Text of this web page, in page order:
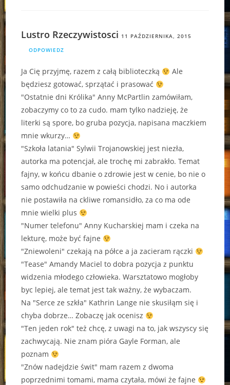
Lustro Rzeczywistosci 11 PAŹDZIERNIKA, 2015
ODPOWIEDZ
Ja Cię przyjmę, razem z całą biblioteczką
Ale
będziesz gotować, sprzątać i prasować
"Ostatnie dni Królika" Anny McPartlin zamówiłam,
zobaczymy co to za cudo. mam tylko nadzieję, że
literki są spore, bo gruba pozycja, napisana maczkiem
mnie wkurzy…
"Szkoła latania" Sylwii Trojanowskiej jest niezła,
autorka ma potencjał, ale trochę mi zabrakło. Temat
fajny, w końcu dbanie o zdrowie jest w cenie, bo nie o
samo odchudzanie w powieści chodzi. No i autorka
nie postawiła na ckliwe romansidło, za co ma ode
mnie wielki plus
"Numer telefonu" Anny Kucharskiej mam i czeka na
lekturę, może być fajne
"Zniewoleni" czekają na półce a ja zacieram rączki
"Tease" Amandy Maciel to dobra pozycja z punktu
widzenia młodego człowieka. Warsztatowo mogłoby
byc lepiej, ale temat jest tak ważny, że wybaczam.
Na "Serce ze szkła" Kathrin Lange nie skusiłąm się i
chyba dobrze… Zobaczę jak ocenisz
"Ten jeden rok" też chcę, z uwagi na to, jak wszyscy się
zachwycają. Nie znam pióra Gayle Forman, ale
poznam
"Znów nadejdzie świt" mam razem z dwoma
poprzednimi tomami, mama czytała, mówi że fajne